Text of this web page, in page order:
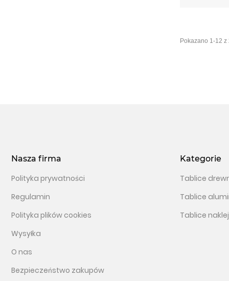
Nasza firma
Polityka prywatności
Regulamin
Polityka plików cookies
Wysyłka
O nas
Bezpieczeństwo zakupów
Kategorie
Tablice
Tablice
Tablice